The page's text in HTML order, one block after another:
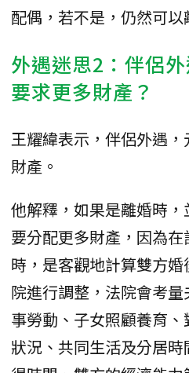
配偶，若不是，仍然可以
外遇迷思2：伴侶
要求更多財產？
王耀緯表示，伴侶外遇
財產。
他解釋，如果是離婚時
要分配更多財產，因為在
時，是客觀地計算雙方
院進行調整，法院會考
事勞動、子女照顧養育
狀況、共同生活及分居